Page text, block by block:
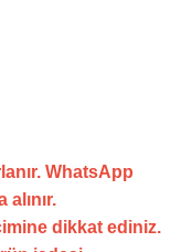
WhatsApp
alınır.
dikkat ediniz.